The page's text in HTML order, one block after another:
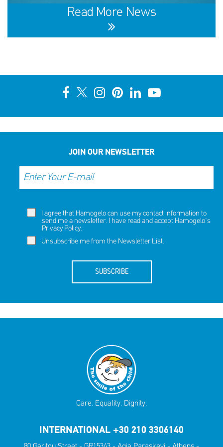
SHARE
REACT
Read More News
JOIN OUR NEWSLETTER
I agree that Hamogelo can use my contact information to
send me a newsletter. I have read and accept Hamogelo's
Privacy Policy.
Unsubscribe me from the Newsletter List.
SUBSCRIBE
Care. Equality. Dignity.
INTERNATIONAL +30 210 3306140